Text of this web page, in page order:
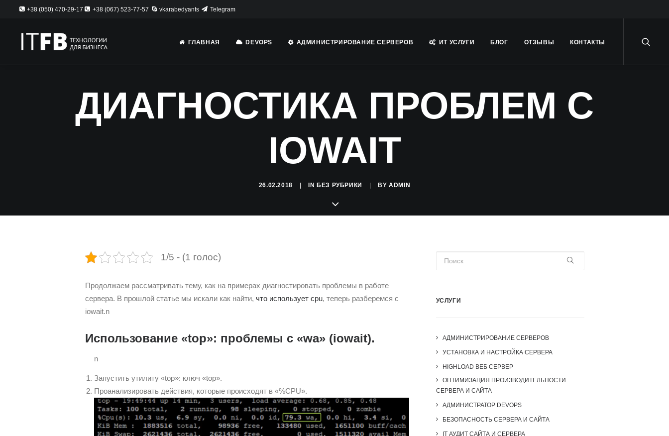
+38 (050) 470-29-17 +38 (067) 523-77-57 vkarabedyants Telegram
ГЛАВНАЯ DEVOPS АДМИНИСТРИРОВАНИЕ СЕРВЕРОВ ИТ УСЛУГИ БЛОГ ОТЗЫВЫ КОНТАКТЫ
ДИАГНОСТИКА ПРОБЛЕМ С
IOWAIT
26.02.2018 IN БЕЗ РУБРИКИ BYADMIN
1/5 - (1 голос)
Продолжаем рассматривать тему, как на примерах диагностировать проблемы в работе
сервера. В прошлой статье мы искали как найти, что использует cpu, теперь разберемся с
iowait.n
Использование «top»: проблемы с «wa» (iowait).
n
Запустить утилиту «top»: ключ «top».
Проанализировать действия, которые происходят в «%CPU».
УСЛУГИ
АДМИНИСТРИРОВАНИЕ СЕРВЕРОВ
УСТАНОВКА И НАСТРОЙКА СЕРВЕРА
HIGHLOAD ВЕБ СЕРВЕР
ОПТИМИЗАЦИЯ ПРОИЗВОДИТЕЛЬНОСТИ
СЕРВЕРА И САЙТА
АДМИНИСТРАТОР DEVOPS
БЕЗОПАСНОСТЬ СЕРВЕРА И САЙТА
IT АУДИТ САЙТА И СЕРВЕРА